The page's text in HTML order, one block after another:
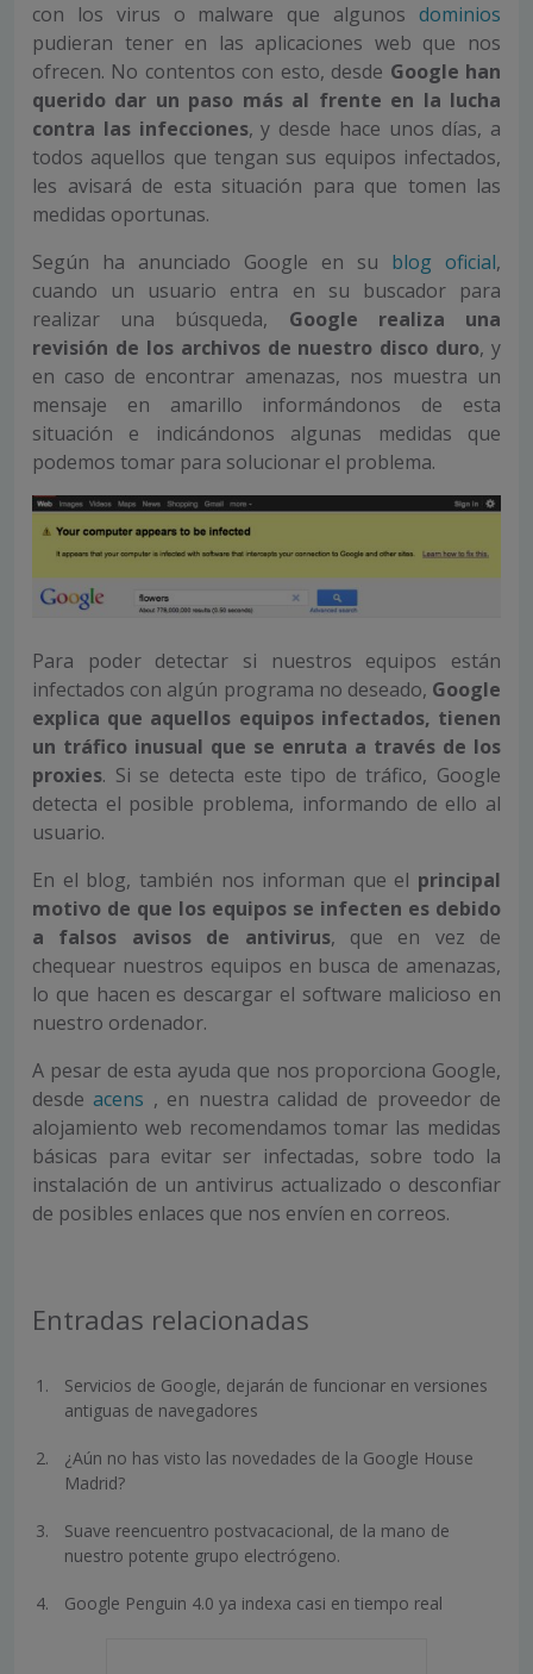
con los virus o malware que algunos dominios
pudieran tener en las aplicaciones web que nos
ofrecen. No contentos con esto, desde Google han
querido dar un paso más al frente en la lucha
contra las infecciones, y desde hace unos días, a
todos aquellos que tengan sus equipos infectados,
les avisará de esta situación para que tomen las
medidas oportunas.
Según ha anunciado Google en su blog oficial,
cuando un usuario entra en su buscador para
realizar una búsqueda, Google realiza una
revisión de los archivos de nuestro disco duro, y
en caso de encontrar amenazas, nos muestra un
mensaje en amarillo informándonos de esta
situación e indicándonos algunas medidas que
podemos tomar para solucionar el problema.
Para poder detectar si nuestros equipos están
infectados con algún programa no deseado, Google
explica que aquellos equipos infectados, tienen
un tráfico inusual que se enruta a través de los
proxies. Si se detecta este tipo de tráfico, Google
detecta el posible problema, informando de ello al
usuario.
En el blog, también nos informan que el principal
motivo de que los equipos se infecten es debido
a falsos avisos de antivirus, que en vez de
chequear nuestros equipos en busca de amenazas,
lo que hacen es descargar el software malicioso en
nuestro ordenador.
A pesar de esta ayuda que nos proporciona Google,
desdeacens , en nuestra calidad de proveedor de
alojamiento web recomendamos tomar las medidas
básicas para evitar ser infectadas, sobre todo la
instalación de un antivirus actualizado o desconfiar
de posibles enlaces que nos envíen en correos.
Entradas relacionadas
Servicios de Google, dejarán de funcionar en versiones
antiguas de navegadores
¿Aún no has visto las novedades de la Google House
Madrid?
Suave reencuentro postvacacional, de la mano de
nuestro potente grupo electrógeno.
Google Penguin 4.0 ya indexa casi en tiempo real